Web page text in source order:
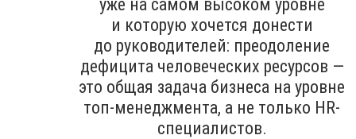
уже на самом высоком уровне
и которую хочется донести
до руководителей: преодоление
дефицита человеческих ресурсов —
это общая задача бизнеса на уровне
топ-менеджмента, а не только HR-
специалистов.